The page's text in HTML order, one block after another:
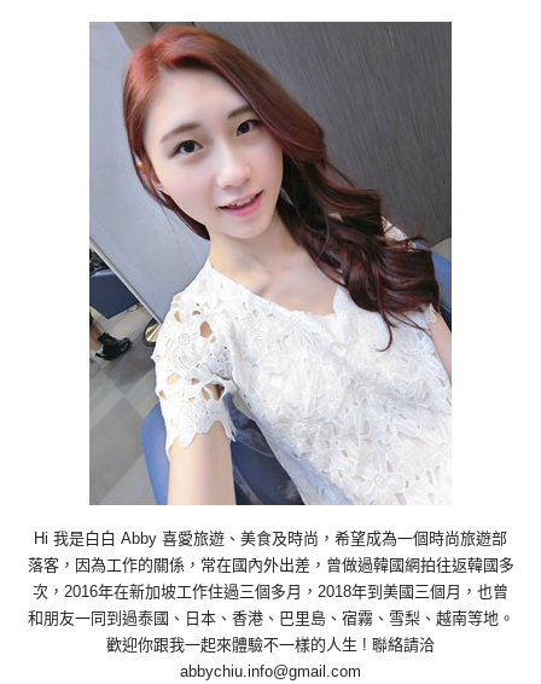
Hi 我是白白 Abby 喜愛旅遊、美食及時尚，希望成為一個時尚旅遊部
落客，因為工作的關係，常在國內外出差，曾做過韓國網拍往返韓國多
次，2016年在新加坡工作住過三個多月，2018年到美國三個月，也曾
和朋友一同到過泰國、日本、香港、巴里島、宿霧、雪梨、越南等地。
歡迎你跟我一起來體驗不一樣的人生 ! 聯絡請洽
abbychiu.info@gmail.com